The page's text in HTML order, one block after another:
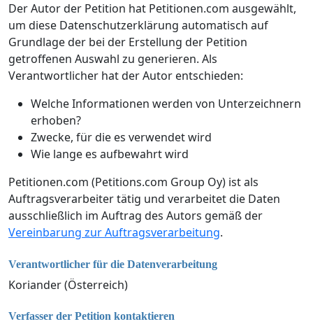
Der Autor der Petition hat Petitionen.com ausgewählt,
um diese Datenschutzerklärung automatisch auf
Grundlage der bei der Erstellung der Petition
getroffenen Auswahl zu generieren. Als
Verantwortlicher hat der Autor entschieden:
Welche Informationen werden von Unterzeichnern
erhoben?
Zwecke, für die es verwendet wird
Wie lange es aufbewahrt wird
Petitionen.com (Petitions.com Group Oy) ist als
Auftragsverarbeiter tätig und verarbeitet die Daten
ausschließlich im Auftrag des Autors gemäß der
Vereinbarung zur Auftragsverarbeitung.
Verantwortlicher für die Datenverarbeitung
Koriander (Österreich)
Verfasser der Petition kontaktieren